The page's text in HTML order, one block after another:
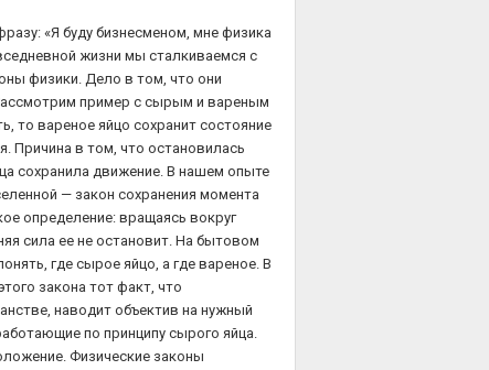
«Я буду бизнесменом, мне физика
жизни мы сталкиваемся с
физики. Дело в том, что они
пример с сырым и вареным
то вареное яйцо сохранит состояние
Причина в том, что остановилась
сохранила движение. В нашем опыте
— закон сохранения момента
определение: вращаясь вокруг
сила ее не остановит. На бытовом
где сырое яйцо, а где вареное. В
закона тот факт, что
наводит объектив на нужный
по принципу сырого яйца.
Физические законы